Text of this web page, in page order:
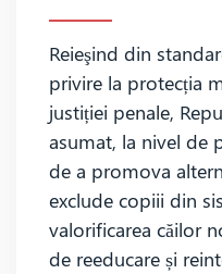
Reieşind din
privire la protecția
justiției penale,
asumat, la nivel de
de a promova
exclude copiii din
valorificarea căilor
de reeducare și